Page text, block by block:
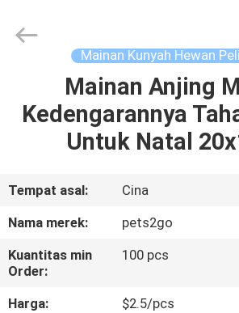
RUMAH
PRODUK
TENTANG
KAMI
TUR
PABRIK
Pets2Go
Trading
Mainan Kunyah Hewan
Mainan Anjing
Kedengarannya
Untuk Natal
Tempat asal:
Cina
Nama merek:
pets2go
Kuantitas min
Order:
100 pcs
Harga:
$2.5/pcs